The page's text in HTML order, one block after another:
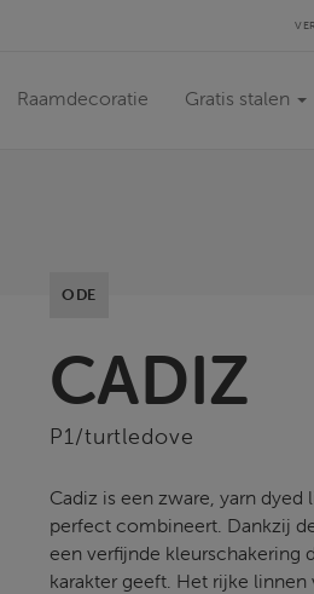
Raamdecoratie Gratis stalen
ODE
CADIZ
P1/turtledove
Cadiz is een zware, yarn
perfect combineert. Dankzij
een verfijnde kleurschakering
karakter geeft. Het rijke